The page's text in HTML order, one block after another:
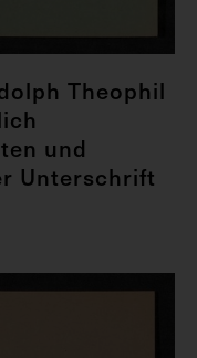
Theophil
und
Unterschrift